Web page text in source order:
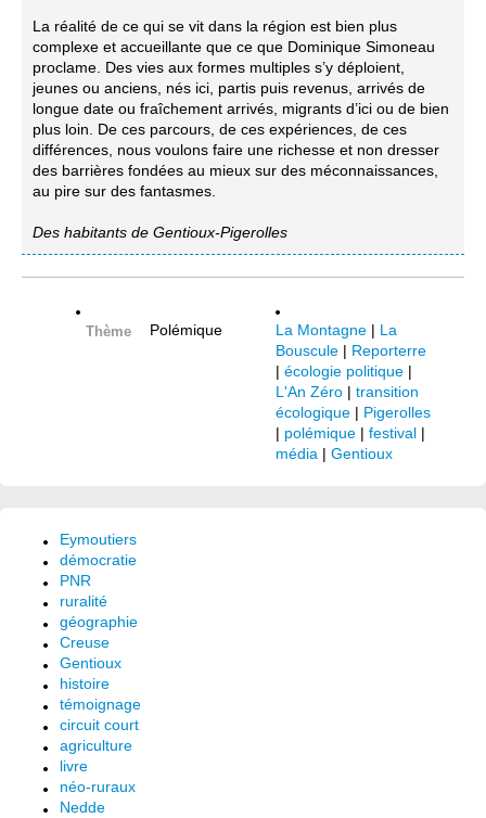
La réalité de ce qui se vit dans la région est bien plus
complexe et accueillante que ce que Dominique Simoneau
proclame. Des vies aux formes multiples s’y déploient,
jeunes ou anciens, nés ici, partis puis revenus, arrivés de
longue date ou fraîchement arrivés, migrants d’ici ou de bien
plus loin. De ces parcours, de ces expériences, de ces
différences, nous voulons faire une richesse et non dresser
des barrières fondées au mieux sur des méconnaissances,
au pire sur des fantasmes.
Des habitants de Gentioux-Pigerolles
Thème Polémique La Montagne | La
Bouscule | Reporterre
| écologie politique |
L'An Zéro | transition
écologique | Pigerolles
| polémique | festival |
média | Gentioux
Eymoutiers
démocratie
PNR
ruralité
géographie
Creuse
Gentioux
histoire
témoignage
circuit court
agriculture
livre
néo-ruraux
Nedde